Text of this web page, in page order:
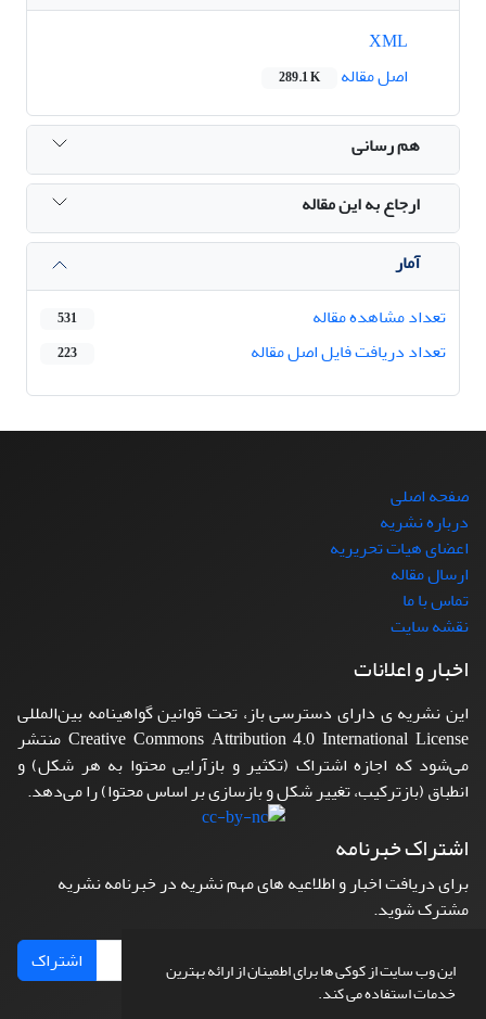
این وب سایت از کوکی ها برای اطمینان از ارائه بهترین
خدمات استفاده می کند.
اصل مقاله
289.1 K
هم رسانی
ارجاع به این مقاله
آمار
تعداد مشاهده مقاله
531
تعداد دریافت فایل اصل مقاله 223
صفحه اصلی
درباره نشریه
اعضای هیات تحریریه
ارسال مقاله
تماس با ما
نقشه سایت
اخبار و اعلانات
این نشریه ی دارای دسترسی باز، تحت قوانین گواهینامه بین‌المللی
Creative Commons Attribution 4.0 International License منتشر
می‌شود که اجازه اشتراک (تکثیر و بازآرایی محتوا به هر شکل) و
انطباق (بازترکیب، تغییر شکل و بازسازی بر اساس محتوا) را می‌دهد.
اشتراک خبرنامه
برای دریافت اخبار و اطلاعیه های مهم نشریه در خبرنامه نشریه
مشترک شوید.
اشتراک